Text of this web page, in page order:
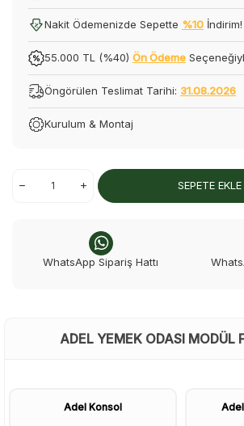
Nakit Ödemenizde Sepette %10 İndirim!
55.000 TL (%40) Ön Ödeme
Öngörülen Teslimat Tarihi: 31.08.2026
Kurulum & Montaj
SEPETE EKLE
WhatsApp Sipariş Hattı
ADEL YEMEK ODASI MODÜL
Adel Konsol